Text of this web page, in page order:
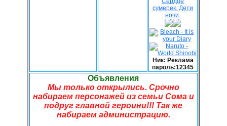
Ник: Реклама
пароль:12345
Объявления
Мы только открылись. Срочно
набираем персонажей из семьи Сома и
подруг главной героини!!! Так же
набираем администрацию.